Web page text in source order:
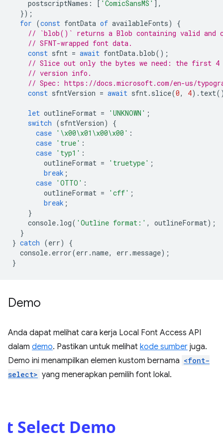
postscriptNames : [ 'ComicSansMS' ],
});
for (const fontData of availableFonts)
{
// `blob()` returns a Blob containing valid and
// SFNT-wrapped font data.
const sfnt = await fontData.blob();
// Slice out only the bytes we need: the first 4
// version info.
// Spec: https://docs.microsoft.com/en-us/
const sfntVersion = await sfnt. slice(0, 4). text
let outlineFormat = 'UNKNOWN' ;
switch (sfntVersion)
{
case '\x00\x01\x00\x00' :
case 'true' :
case 'typ1' :
outlineFormat = 'truetype' ;
break ;
case 'OTTO' :
outlineFormat = 'cff' ;
break ;
}
console. log( 'Outline format:' , outlineFormat);
}
} catch (err)
{
console. error(err .name, err .message);
}
Demo
Anda dapat melihat cara kerja Local Font Access API
dalam demo. Pastikan untuk melihat kode sumber juga.
Demo ini menampilkan elemen kustom bernama <font-
select> yang menerapkan pemilih font lokal.